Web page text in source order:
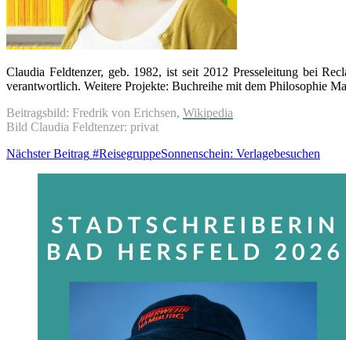
Claudia Feldtenzer, geb. 1982, ist seit 2012 Presseleitung bei
verantwortlich. Weitere Projekte: Buchreihe mit dem Philosophie
Beitragsbild: Fredrik von Erichsen, Wikipedia
Bild Claudia Feldtenzer: privat
Beitragsnavigation
Nächster Beitrag #ReisegruppeSonnenschein: Verlagebesuchen